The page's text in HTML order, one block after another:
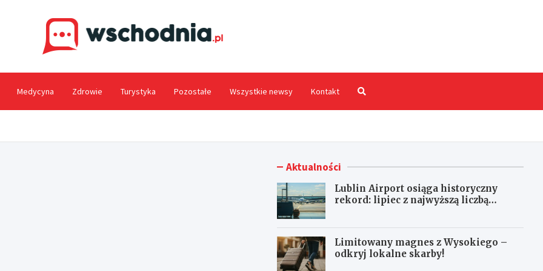
Medycyna Zdrowie Turystyka Pozostałe Wszystkie newsy Kontakt
Aktualności
Lublin Airport osiąga historyczny
rekord: lipiec z najwyższą liczbą
Limitowany magnes z Wysokiego –
odkryj lokalne skarby!